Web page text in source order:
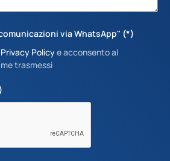
via WhatsApp" (*)
Privacy Policye acconsento al
trasmessi